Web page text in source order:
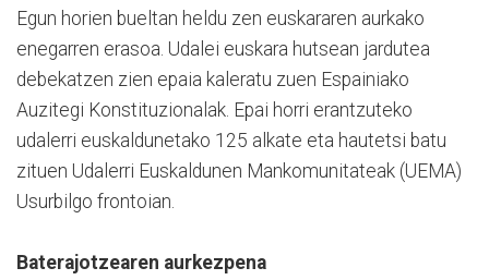
Egun horien bueltan heldu zen euskararen aurkako
enegarren erasoa. Udalei euskara hutsean jardutea
debekatzen zien epaia kaleratu zuen Espainiako
Auzitegi Konstituzionalak. Epai horri erantzuteko
udalerri euskaldunetako 125 alkate eta hautetsi batu
zituen Udalerri Euskaldunen Mankomunitateak (UEMA)
Usurbilgo frontoian.
Baterajotzearen aurkezpena